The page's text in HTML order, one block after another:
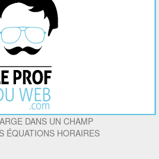
DANS UN CHAMP
ÉQUATIONS HORAIRES